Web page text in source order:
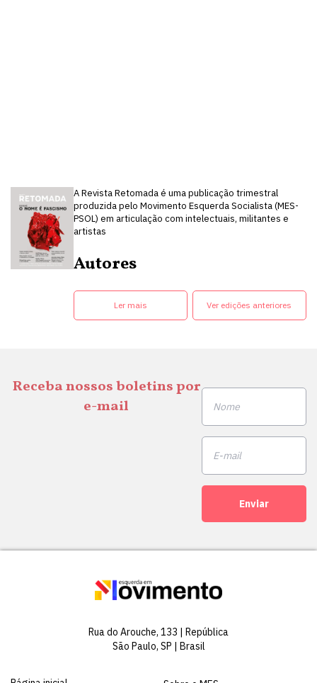
A Revista Retomada é uma publicação trimestral
produzida pelo Movimento Esquerda Socialista (MES-
PSOL) em articulação com intelectuais, militantes e
artistas
Autores
Ler mais Ver edições anteriores
Receba nossos boletins por
e-mail
Enviar
Rua do Arouche, 133 | República
São Paulo, SP | Brasil